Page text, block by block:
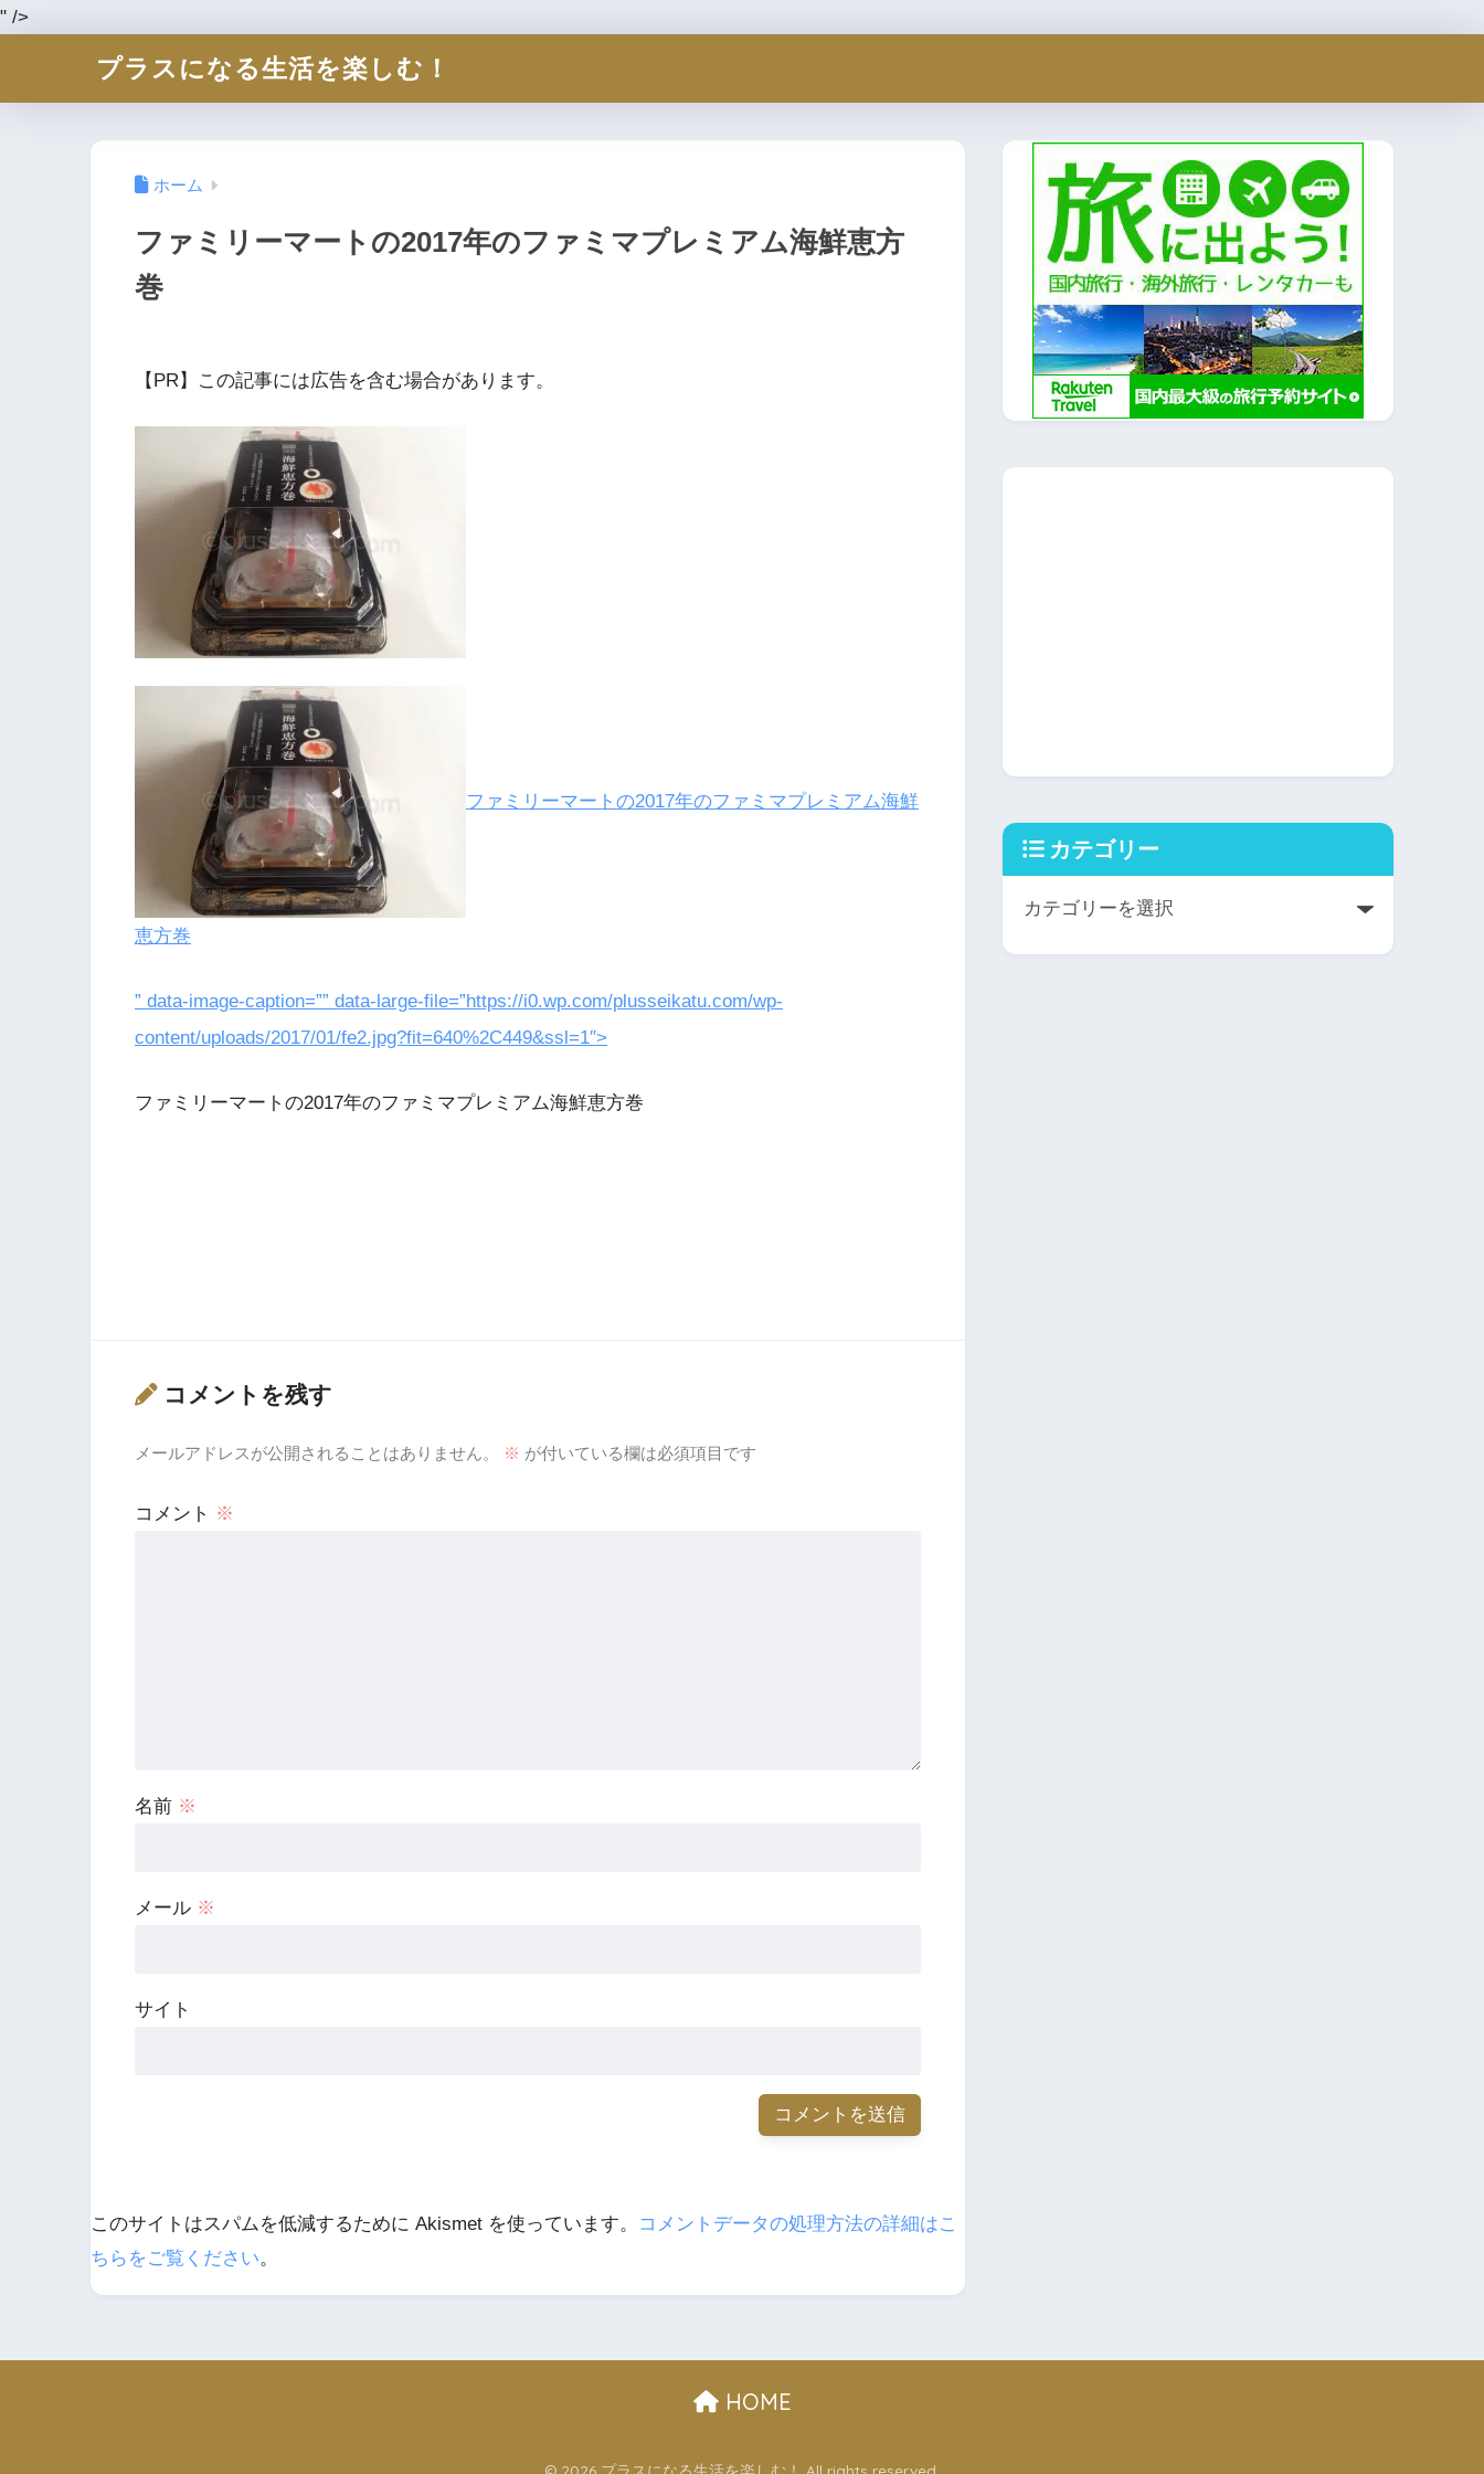
" />
プラスになる生活を楽しむ！
ホーム
ファミリーマートの2017年のファミマプレミアム海鮮恵方
巻
【PR】この記事には広告を含む場合があります。
ファミリーマートの2017年のファミマプレミアム海鮮
恵方巻
” data-image-caption=”” data-large-file=”https://i0.wp.com/plusseikatu.com/wp-
content/uploads/2017/01/fe2.jpg?fit=640%2C449&ssl=1″>
ファミリーマートの2017年のファミマプレミアム海鮮恵方巻
コメントを残す
メールアドレスが公開されることはありません。 ※ が付いている欄は必須項目です
コメント ※
名前 ※
メール ※
サイト
このサイトはスパムを低減するために Akismet を使っています。
コメントデータの処理方法の詳細はこ
ちらをご覧ください。
カテゴリー
HOME